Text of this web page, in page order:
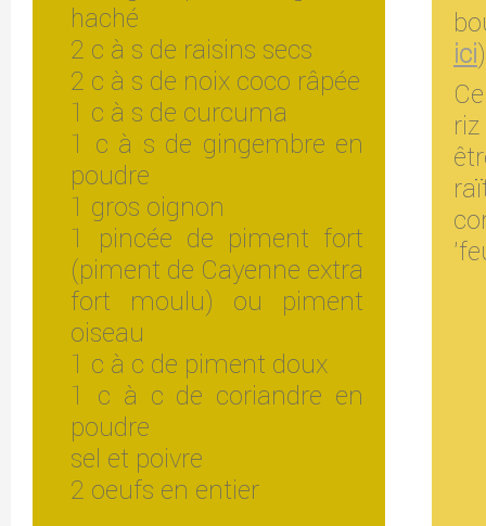
haché
2 c à s de raisins secs
2 c à s de noix coco râpée
1 c à s de curcuma
1 c à s de gingembre en
poudre
1 gros oignon
1 pincée de piment fort
(piment de Cayenne extra
fort moulu) ou piment
oiseau
1 c à c de piment doux
1 c à c de coriandre en
poudre
sel et poivre
2 oeufs en entier
ici